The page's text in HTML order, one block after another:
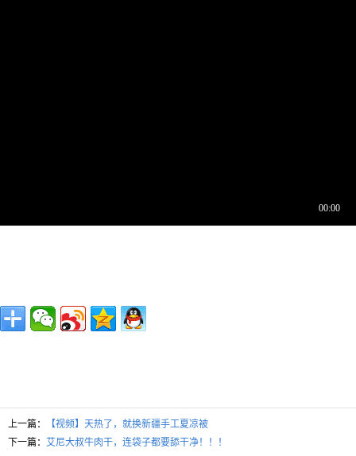
上一篇：
【视频】天热了，就换新疆手工夏凉被
下一篇： 艾尼大叔牛肉干，连袋子都要舔干净！！！